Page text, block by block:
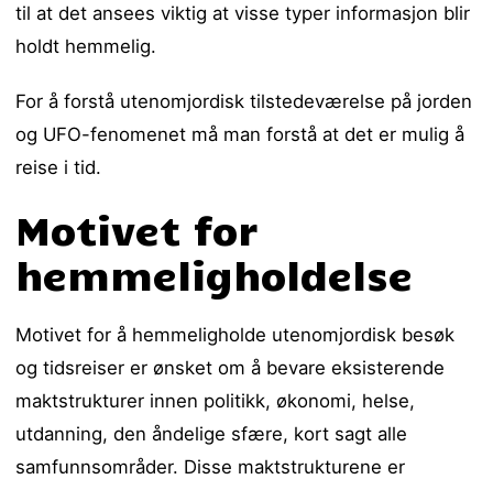
til at det ansees viktig at visse typer informasjon blir
holdt hemmelig.
For å forstå utenomjordisk tilstedeværelse på jorden
og UFO-fenomenet må man forstå at det er mulig å
reise i tid.
Motivet for
hemmeligholdelse
Motivet for å hemmeligholde utenomjordisk besøk
og tidsreiser er ønsket om å bevare eksisterende
maktstrukturer innen politikk, økonomi, helse,
utdanning, den åndelige sfære, kort sagt alle
samfunnsområder. Disse maktstrukturene er